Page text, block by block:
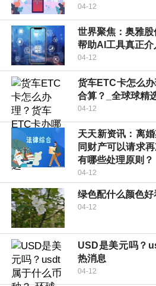
04-12
世界聚焦：奥雅
帮助AI工具真正
04-12
货车ETC卡怎么
合算？_全球球精
04-12
天天新资讯：离
同财产可以请求
有哪些处理原则？
04-12
绿色配什么颜色
04-12
USD是美元吗？
热消息
04-12